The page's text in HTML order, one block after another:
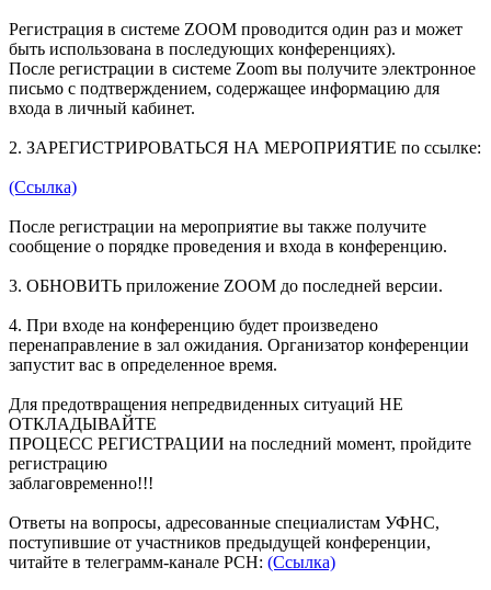
Регистрация в системе ZOOM проводится один раз и может
быть использована в последующих конференциях).
После регистрации в системе Zoom вы получите электронное
письмо с подтверждением, содержащее информацию для
входа в личный кабинет.
2. ЗАРЕГИСТРИРОВАТЬСЯ НА МЕРОПРИЯТИЕ по ссылке:
(Ссылка)
После регистрации на мероприятие вы также получите
сообщение о порядке проведения и входа в конференцию.
3. ОБНОВИТЬ приложение ZOOM до последней версии.
4. При входе на конференцию будет произведено
перенаправление в зал ожидания. Организатор конференции
запустит вас в определенное время.
Для предотвращения непредвиденных ситуаций НЕ
ОТКЛАДЫВАЙТЕ
ПРОЦЕСС РЕГИСТРАЦИИ на последний момент, пройдите
регистрацию
заблаговременно!!!
Ответы на вопросы, адресованные специалистам УФНС,
поступившие от участников предыдущей конференции,
читайте в телеграмм-канале РСН: (Ссылка)